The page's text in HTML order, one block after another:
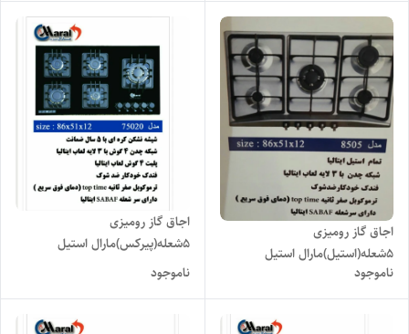
اجاق گاز رومیزی
۵شعله(استیل)مارال استیل
مدل۸۵۰۵
ناموجود
اجاق گاز رومیزی
۵شعله(پیرکس)مارال استیل
مدل۷۵۰۲۰
ناموجود